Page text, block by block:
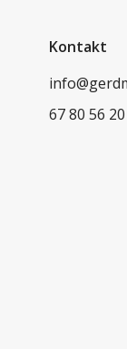
Kontakt
67 80 56 20